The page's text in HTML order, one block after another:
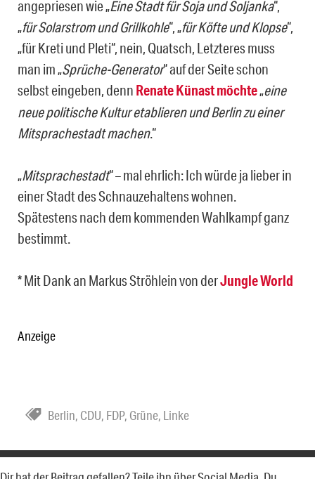
angepriesen wie „Eine Stadt für Soja und Soljanka“,
„für Solarstrom und Grillkohle“, „für Köfte und Klopse“,
„für Kreti und Pleti“, nein, Quatsch, Letzteres muss
man im „Sprüche-Generator“ auf der Seite schon
selbst eingeben, denn Renate Künast möchte„eine
neue politische Kultur etablieren und Berlin zu einer
Mitsprachestadt machen.“
„Mitsprachestadt“ – mal ehrlich: Ich würde ja lieber in
einer Stadt des Schnauzehaltens wohnen.
Spätestens nach dem kommenden Wahlkampf ganz
bestimmt.
* Mit Dank an Markus Ströhlein von derJungle World
Anzeige
Berlin, CDU, FDP, Grüne, Linke